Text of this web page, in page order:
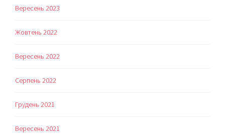
Вересень 2023
Жовтень 2022
Вересень 2022
Серпень 2022
Грудень 2021
Вересень 2021